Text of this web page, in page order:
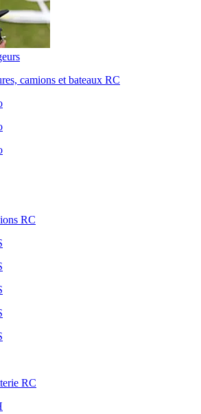
camions et bateaux RC
RC
RC